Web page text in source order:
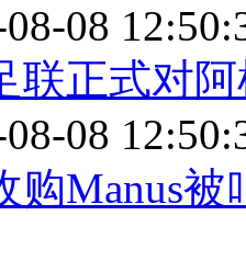
08
联正式对
08
购Manus